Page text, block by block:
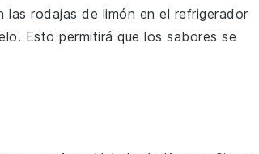
las rodajas de limón en el refrigerador
. Esto permitirá que los sabores se